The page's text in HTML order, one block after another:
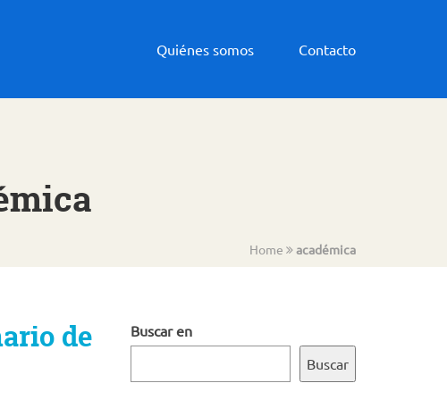
Quiénes somos Contacto
Home académica
de
Buscar en
Buscar